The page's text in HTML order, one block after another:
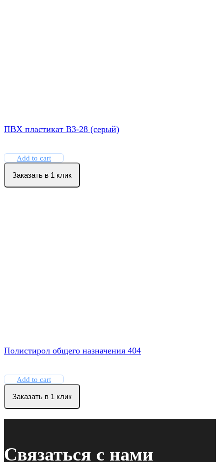
ПВХ пластикат ВЗ-28 (серый)
Add to cart
Заказать в 1 клик
Полистирол общего назначения 404
Add to cart
Заказать в 1 клик
Связаться с нами